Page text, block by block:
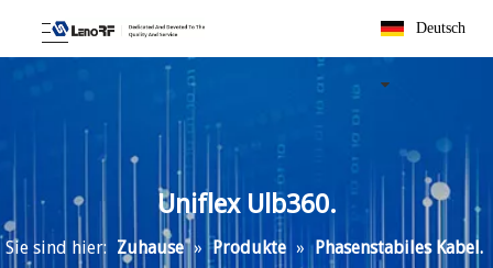
Deutsch
Uniflex Ulb360.
Sie sind hier: Zuhause » Produkte » Phasenstabiles Kabel.